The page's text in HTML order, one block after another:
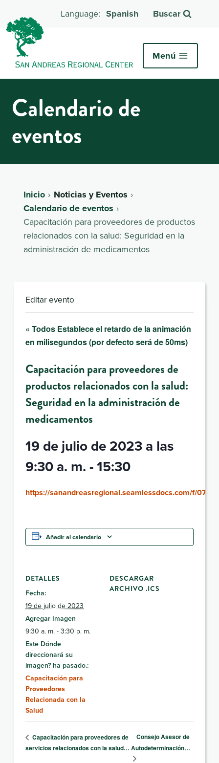
Spanish Buscar
Menú
Calendario de
eventos
Inicio
Noticias y Eventos
Calendario de eventos
Capacitación para proveedores de productos
relacionados con la salud: Seguridad en la
administración de medicamentos
Editar evento
« Todos Establece el retardo de la animación
en milisegundos (por defecto será de 50ms)
Capacitación para proveedores de
productos relacionados con la salud:
Seguridad en la administración de
medicamentos
19 de julio de 2023 a las
9:30 a. m. -15:30
https://sanandreasregional.seamlessdocs.com/f/
Añadir al calendario
DETALLES
Fecha:
19 de julio de 2023
Agregar Imagen
9:30 a. m. - 3:30 p. m.
Este Dónde
direccionará su
imagen? ha pasado.:
Capacitación para
Proveedores
Relacionada con la
Salud
DESCARGAR
ARCHIVO .ICS
Capacitación para proveedores de
servicios relacionados con la salud…
Consejo Asesor de
Autodeterminación…